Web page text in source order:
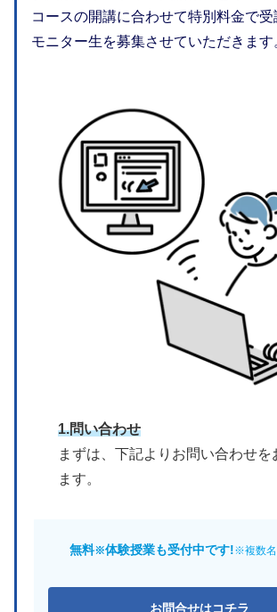
コースの開講に合わせて特別料金で受
モニター生を募集させていただきます
1.問い合わせ
まずは、下記よりお問い合わせを
ます。
無料※体験授業も受付中です!※複数
お問合せはコチラ